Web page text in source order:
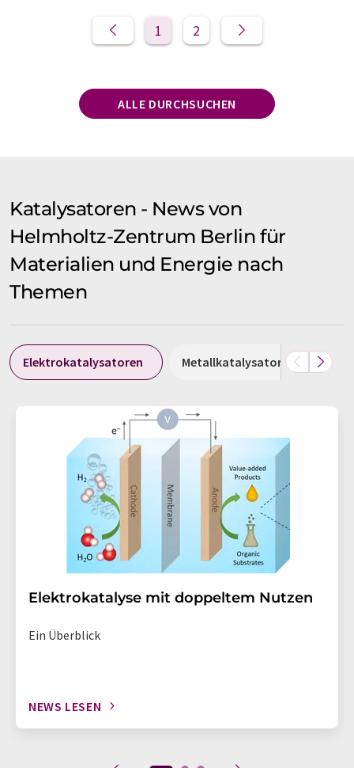
1 2
ALLE DURCHSUCHEN
Katalysatoren - News von
Helmholtz-Zentrum Berlin für
Materialien und Energie nach
Themen
Elektrokatalysatoren Metallkatalysatoren
Elektrokatalyse mit doppeltem Nutzen
Ein Überblick
NEWS LESEN